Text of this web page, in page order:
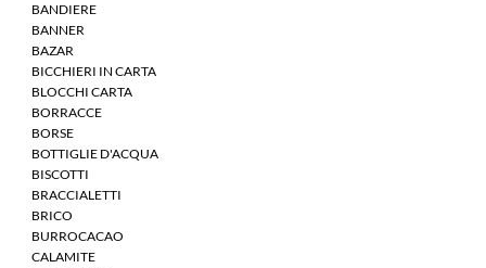
BANDIERE
BANNER
BAZAR
BICCHIERI IN CARTA
BLOCCHI CARTA
BORRACCE
BORSE
BOTTIGLIE D'ACQUA
BISCOTTI
BRACCIALETTI
BRICO
BURROCACAO
CALAMITE